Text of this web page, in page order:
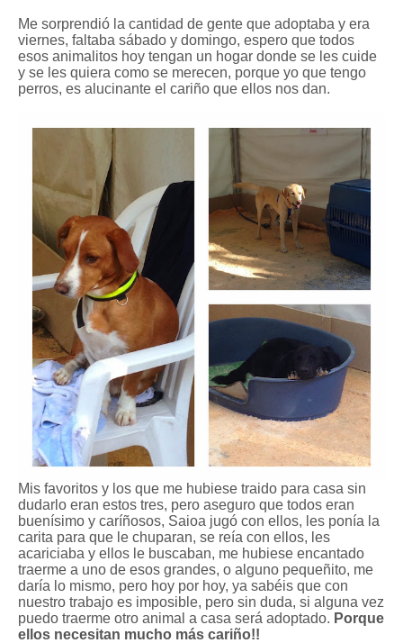
Me sorprendió la cantidad de gente que adoptaba y era
viernes, faltaba sábado y domingo, espero que todos
esos animalitos hoy tengan un hogar donde se les cuide
y se les quiera como se merecen, porque yo que tengo
perros, es alucinante el cariño que ellos nos dan.
Mis favoritos y los que me hubiese traido para casa sin
dudarlo eran estos tres, pero aseguro que todos eran
buenísimo y caríñosos, Saioa jugó con ellos, les ponía la
carita para que le chuparan, se reía con ellos, les
acariciaba y ellos le buscaban, me hubiese encantado
traerme a uno de esos grandes, o alguno pequeñito, me
daría lo mismo, pero hoy por hoy, ya sabéis que con
nuestro trabajo es imposible, pero sin duda, si alguna vez
puedo traerme otro animal a casa será adoptado. Porque
ellos necesitan mucho más cariño!!